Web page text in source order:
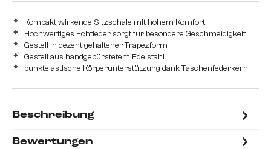
Kompakt wirkende Sitzschale mit hohem Komfort
Hochwertiges Echtleder sorgt für besondere Geschmeidigkeit
Gestell in dezent gehaltener Trapezform
Gestell aus handgebürstetem Edelstahl
punktelastische Körperunterstützung dank Taschenfederkern
Beschreibung
Bewertungen